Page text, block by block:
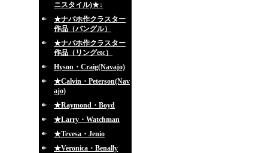
ニスタイル)★↓
★ナバホ作クラスター
作品（バングル）
★ナバホ作クラスター
作品（リングetc）
Hyson・Craig(Navajo)
★Calvin・Peterson(Nav
ajo)
★Raymond・Boyd
★Larry・Watchman
★Tevesa・Jenio
★Veronica・Benally